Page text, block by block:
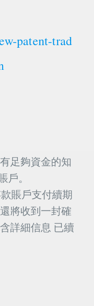
patent-trad
足夠資金的知
戶。
款賬戶支付續期
將收到一封確
詳細信息 已續